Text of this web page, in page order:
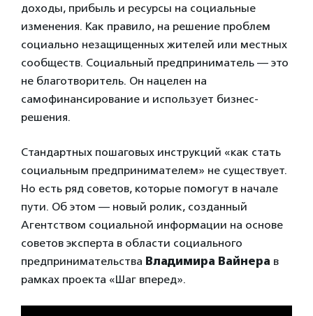
доходы, прибыль и ресурсы на социальные
изменения. Как правило, на решение проблем
социально незащищенных жителей или местных
сообществ. Социальный предприниматель — это
не благотворитель. Он нацелен на
самофинансирование и использует бизнес-
решения.
Стандартных пошаговых инструкций «как стать
социальным предпринимателем» не существует.
Но есть ряд советов, которые помогут в начале
пути. Об этом — новый ролик, созданный
Агентством социальной информации на основе
советов эксперта в области социального
предпринимательства Владимира Вайнера в
рамках проекта «Шаг вперед».